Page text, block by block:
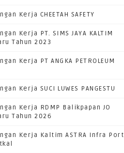
Kerja CHEETAH SAFETY
Kerja PT. SIMS JAYA KALTIM
Tahun 2023
Kerja PT ANGKA PETROLEUM
Kerja SUCI LUWES PANGESTU
Kerja RDMP Balikpapan JO
Tahun 2026
Kerja Kaltim ASTRA Infra Port